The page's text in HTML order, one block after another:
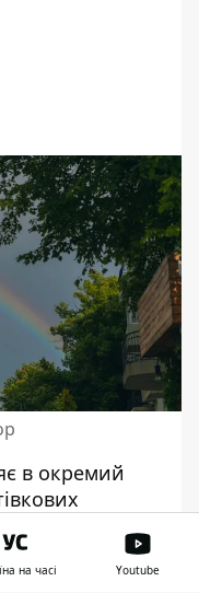
в окремий
купівлю
автомобілів
на часі Youtube